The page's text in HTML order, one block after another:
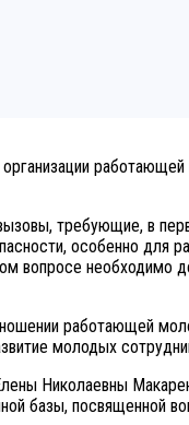
требующие, в
особенно для
вопросе
работающей
молодых
Николаевны
базы, посвященной